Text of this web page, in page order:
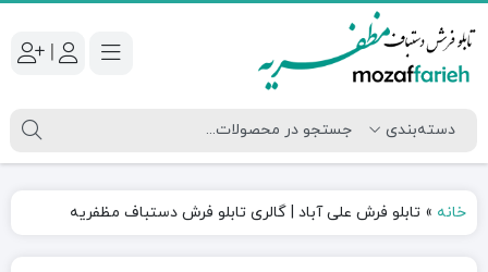
|
خانه » تابلو فرش علی آباد | گالری تابلو فرش دستباف مظفریه